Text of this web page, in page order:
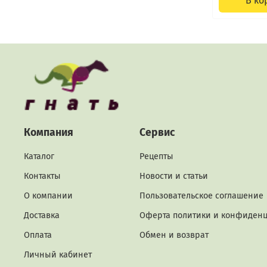
Компания
Каталог
Контакты
О компании
Доставка
Оплата
Личный кабинет
Сервис
Рецепты
Новости и статьи
Пользовательское соглашение
Оферта политики и
Обмен и возврат